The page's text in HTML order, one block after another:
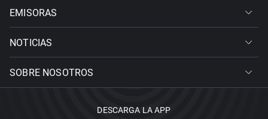
EMISORAS
NOTICIAS
SOBRE NOSOTROS
DESCARGA LA APP